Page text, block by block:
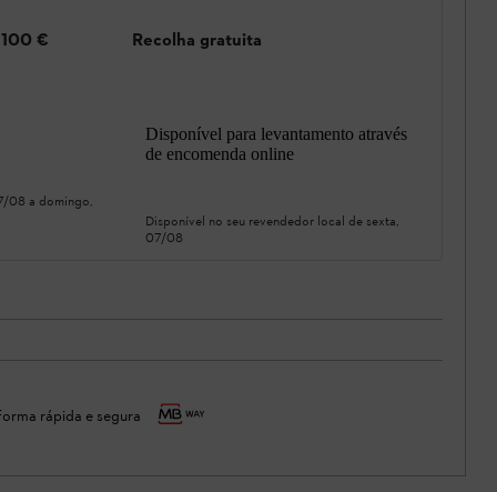
€
08 a domingo,
Recolha gratuita
Disponível para levantamento através
de encomenda online
Disponível no seu revendedor local de sexta,
07/08
rápida e segura